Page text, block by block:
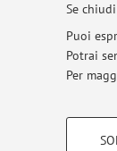
Se
Puoi
Potrai
Per